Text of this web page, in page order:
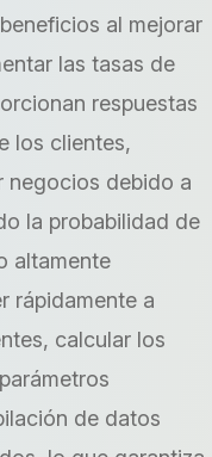
al mejorar
las tasas de
respuestas
los clientes,
negocios debido a
la probabilidad de
altamente
rápidamente a
calcular los
de datos